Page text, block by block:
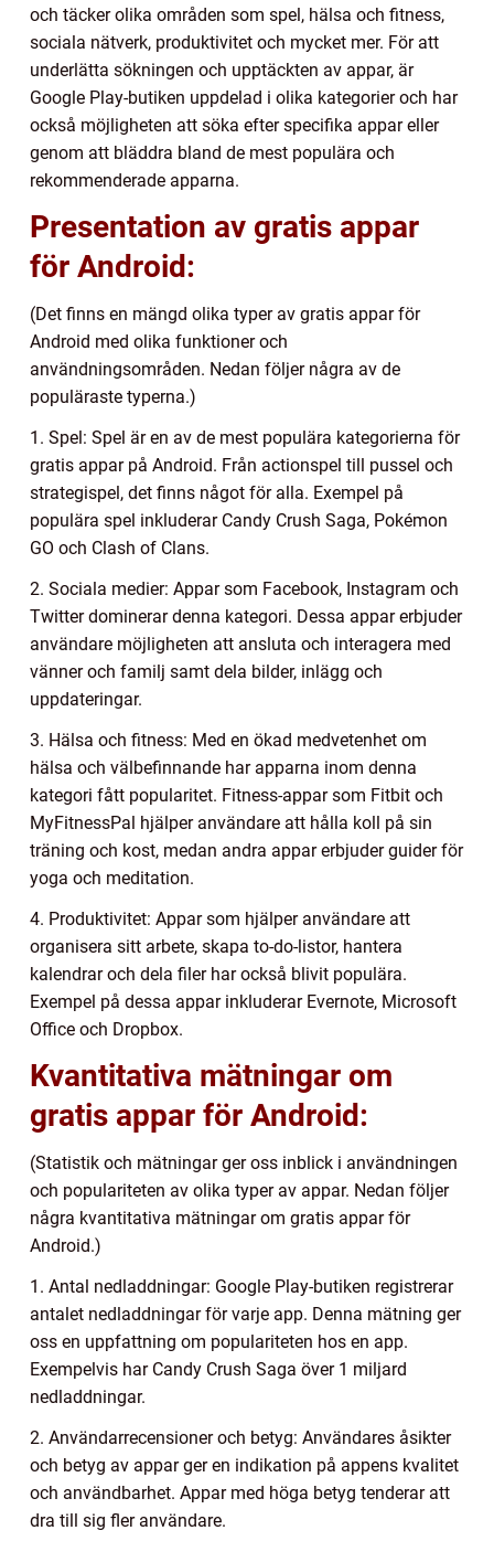
och täcker olika områden som spel, hälsa och fitness,
sociala nätverk, produktivitet och mycket mer. För att
underlätta sökningen och upptäckten av appar, är
Google Play-butiken uppdelad i olika kategorier och har
också möjligheten att söka efter specifika appar eller
genom att bläddra bland de mest populära och
rekommenderade apparna.
Presentation av gratis appar
för Android:
(Det finns en mängd olika typer av gratis appar för
Android med olika funktioner och
användningsområden. Nedan följer några av de
populäraste typerna.)
1. Spel: Spel är en av de mest populära kategorierna för
gratis appar på Android. Från actionspel till pussel och
strategispel, det finns något för alla. Exempel på
populära spel inkluderar Candy Crush Saga, Pokémon
GO och Clash of Clans.
2. Sociala medier: Appar som Facebook, Instagram och
Twitter dominerar denna kategori. Dessa appar erbjuder
användare möjligheten att ansluta och interagera med
vänner och familj samt dela bilder, inlägg och
uppdateringar.
3. Hälsa och fitness: Med en ökad medvetenhet om
hälsa och välbefinnande har apparna inom denna
kategori fått popularitet. Fitness-appar som Fitbit och
MyFitnessPal hjälper användare att hålla koll på sin
träning och kost, medan andra appar erbjuder guider för
yoga och meditation.
4. Produktivitet: Appar som hjälper användare att
organisera sitt arbete, skapa to-do-listor, hantera
kalendrar och dela filer har också blivit populära.
Exempel på dessa appar inkluderar Evernote, Microsoft
Office och Dropbox.
Kvantitativa mätningar om
gratis appar för Android:
(Statistik och mätningar ger oss inblick i användningen
och populariteten av olika typer av appar. Nedan följer
några kvantitativa mätningar om gratis appar för
Android.)
1. Antal nedladdningar: Google Play-butiken registrerar
antalet nedladdningar för varje app. Denna mätning ger
oss en uppfattning om populariteten hos en app.
Exempelvis har Candy Crush Saga över 1 miljard
nedladdningar.
2. Användarrecensioner och betyg: Användares åsikter
och betyg av appar ger en indikation på appens kvalitet
och användbarhet. Appar med höga betyg tenderar att
dra till sig fler användare.